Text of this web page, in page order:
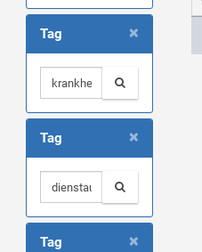
×
Tag
×
Tag
×
Tag